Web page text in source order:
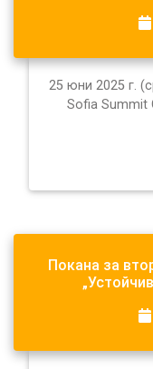
25 юни 2025 г.
Sofia Summit
Покана за